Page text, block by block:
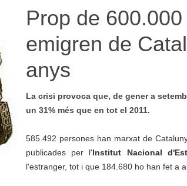
Prop de
emigren de
anys
La crisi provoca que, de gener a
un 31% més que en tot el 2011.
585.492 persones han marxat de
publicades per l'Institut Nacional
l'estranger, tot i que 184.680 ho han fet a